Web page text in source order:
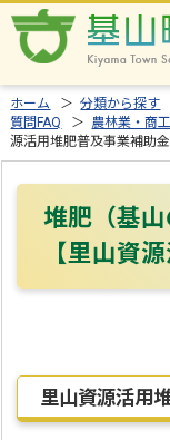
ホーム ＞分類から探す
質問FAQ
＞ 農林業・商
源活用堆肥普及事業補助金
堆肥（基
【里山資
里山資源活用